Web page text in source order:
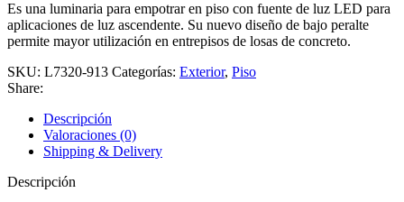
Es una luminaria para empotrar en piso con fuente de luz LED para
aplicaciones de luz ascendente. Su nuevo diseño de bajo peralte
permite mayor utilización en entrepisos de losas de concreto.
SKU: L7320-913 Categorías: Exterior, Piso
Share:
Descripción
Valoraciones (0)
Shipping & Delivery
Descripción